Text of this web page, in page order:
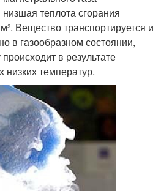
теплота сгорания
Вещество транспортируется и
в газообразном состоянии,
в результате
низких температур.